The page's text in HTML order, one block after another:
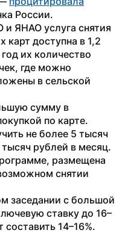
России.
ЯНАО услуга снятия
карт доступна в 1,2
их количество
где можно
в сельской
сумму в
по карте.
не более 5 тысяч
рублей в месяц.
размещена
снятии
заседании с большой
ставку до 16–
14–16%.